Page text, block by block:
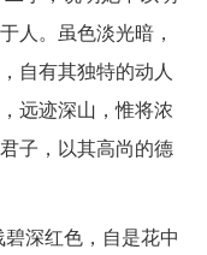
人。虽色淡光暗，
自有其独特的动人
远迹深山，惟将浓
子，以其高尚的德
深红色，自是花中